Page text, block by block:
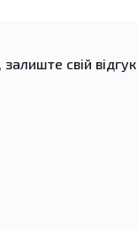
свій відгук.